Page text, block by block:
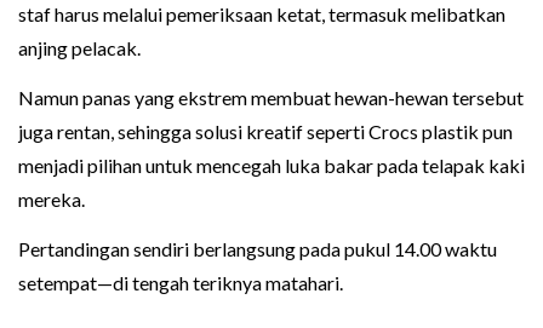
staf harus melalui pemeriksaan ketat, termasuk melibatkan
anjing pelacak.
Namun panas yang ekstrem membuat hewan-hewan tersebut
juga rentan, sehingga solusi kreatif seperti Crocs plastik pun
menjadi pilihan untuk mencegah luka bakar pada telapak kaki
mereka.
Pertandingan sendiri berlangsung pada pukul 14.00 waktu
setempat—di tengah teriknya matahari.